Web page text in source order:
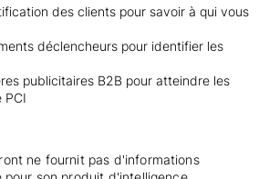
des clients pour savoir à qui vous
déclencheurs pour identifier les
publicitaires B2B pour atteindre les
PCI
ne fournit pas d'informations